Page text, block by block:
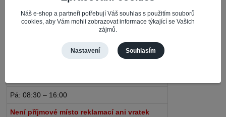
Nerudova 468
735 81 Bohumín – Nový Bohumín
Pá: 08:30 – 16:00
Není příjmové místo reklamací ani vratek
Náš e-shop a partneři potřebují Váš souhlas s použitím souborů
cookies, aby Vám mohli zobrazovat informace týkající se Vašich
zájmů.
Nastavení Souhlasím